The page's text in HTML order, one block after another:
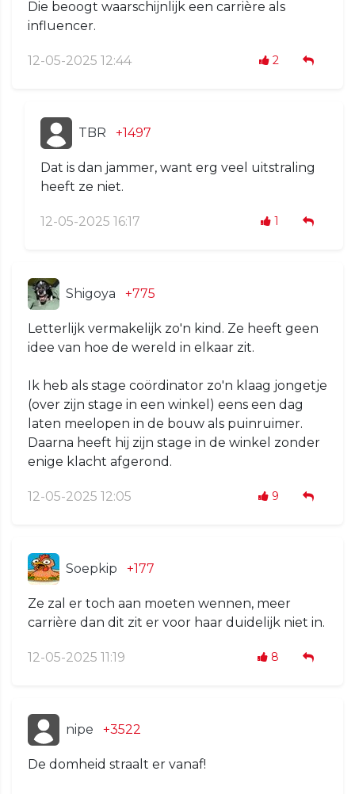
Die beoogt waarschijnlijk een carrière als
influencer.
12-05-2025 12:44 2
TBR +1497
Dat is dan jammer, want erg veel uitstraling
heeft ze niet.
12-05-2025 16:17 1
Shigoya +775
Letterlijk vermakelijk zo'n kind. Ze heeft geen
idee van hoe de wereld in elkaar zit.
Ik heb als stage coördinator zo'n klaag jongetje
(over zijn stage in een winkel) eens een dag
laten meelopen in de bouw als puinruimer.
Daarna heeft hij zijn stage in de winkel zonder
enige klacht afgerond.
12-05-2025 12:05 9
Soepkip +177
Ze zal er toch aan moeten wennen, meer
carrière dan dit zit er voor haar duidelijk niet in.
12-05-2025 11:19 8
nipe +3522
De domheid straalt er vanaf!